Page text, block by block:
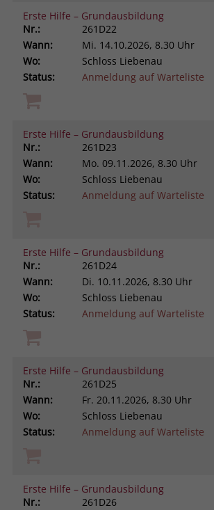
Erste Hilfe – Grundausbildung
Nr.:
261D22
Wann:
Mi. 14.10.2026, 8.30 Uhr
Wo:
Schloss Liebenau
Status:
Anmeldung auf Warteliste
Erste Hilfe – Grundausbildung
Nr.:
261D23
Wann:
Mo. 09.11.2026, 8.30 Uhr
Wo:
Schloss Liebenau
Status:
Anmeldung auf Warteliste
Erste Hilfe – Grundausbildung
Nr.:
261D24
Wann:
Di. 10.11.2026, 8.30 Uhr
Wo:
Schloss Liebenau
Status:
Anmeldung auf Warteliste
Erste Hilfe – Grundausbildung
Nr.:
261D25
Wann:
Fr. 20.11.2026, 8.30 Uhr
Wo:
Schloss Liebenau
Status:
Anmeldung auf Warteliste
Erste Hilfe – Grundausbildung
Nr.:
261D26